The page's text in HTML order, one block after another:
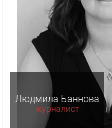
Людмила Баннова
журналист